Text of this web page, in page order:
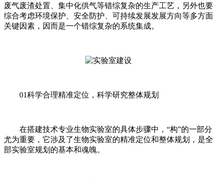
废气废渣处置、集中化供气等错综复杂的生产工艺，另外也要
综合考虑环境保护、安全防护、可持续发展发展方向等多方面
关键因素，因而是一个错综复杂的系统集成。
01科学合理精准定位，科学研究整体规划
在搭建技术专业生物实验室的具体步骤中，“构”的一部分
尤为重要，它涉及了生物实验室的精准定位和整体规划，是全
部实验室规划的基本和魂魄。